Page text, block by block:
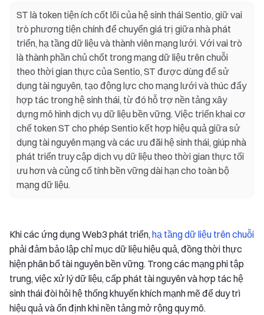
ST là token tiện ích cốt lõi của hệ sinh thái Sentio, giữ vai
trò phương tiện chính để chuyển giá trị giữa nhà phát
triển, hạ tầng dữ liệu và thành viên mạng lưới. Với vai trò
là thành phần chủ chốt trong mạng dữ liệu trên chuỗi
theo thời gian thực của Sentio, ST được dùng để sử
dụng tài nguyên, tạo động lực cho mạng lưới và thúc đẩy
hợp tác trong hệ sinh thái, từ đó hỗ trợ nền tảng xây
dựng mô hình dịch vụ dữ liệu bền vững. Việc triển khai cơ
chế token ST cho phép Sentio kết hợp hiệu quả giữa sử
dụng tài nguyên mạng và các ưu đãi hệ sinh thái, giúp nhà
phát triển truy cập dịch vụ dữ liệu theo thời gian thực tối
ưu hơn và củng cố tính bền vững dài hạn cho toàn bộ
mạng dữ liệu.
Khi các ứng dụng Web3 phát triển,hạ tầng dữ liệu trên chuỗi
phải đảm bảo lập chỉ mục dữ liệu hiệu quả, đồng thời thực
hiện phân bổ tài nguyên bền vững. Trong các mạng phi tập
trung, việc xử lý dữ liệu, cấp phát tài nguyên và hợp tác hệ
sinh thái đòi hỏi hệ thống khuyến khích mạnh mẽ để duy trì
hiệu quả và ổn định khi nền tảng mở rộng quy mô.